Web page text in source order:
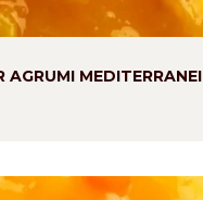
AGRUMI MEDITERRANEI